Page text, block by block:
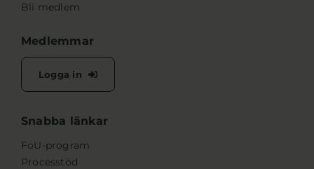
Bli medlem
Medlemmar
Logga in
Snabba länkar
FoU-program
Processtöd